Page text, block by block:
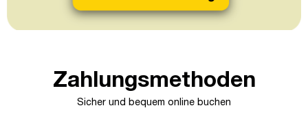
Zahlungsmethoden
Sicher und bequem online buchen